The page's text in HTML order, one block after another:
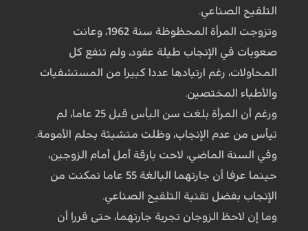
التلقيح الصناعي.
وتزوجت المرأة المحظوظة سنة 1962، وعانت
صعوبات في الإنجاب طيلة عقود، ولم تنفع كل
المحاولات، رغم ارتيادها عددا كبيرا من المستشفيات
والأطباء المختصين.
ورغم أن المرأة بلغت سن اليأس قبل 25 عاما، لم
تيأس من عدم الإنجاب، وظلت متشبثة بحلم الأمومة.
وفي السنة الماضي، لاحت بارقة أمل أمام الزوجين،
حينما عرفا أن جارتهما البالغة 55 عاما تمكنت من
الإنجاب بفضل تقنية التلقيح الصناعي.
وما إن لاحظ الزوجان تجربة جارتهما، حتى قررا أن